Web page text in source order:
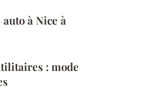
à Nice à
: mode